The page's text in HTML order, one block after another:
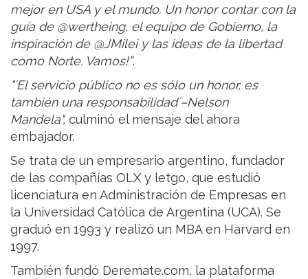
mejor en USA y el mundo. Un honor contar con la
guía de @wertheing, el equipo de Gobierno, la
inspiración de @JMilei y las ideas de la libertad
como Norte. Vamos!”.
"´El servicio público no es sólo un honor, es
también una responsabilidad´–Nelson
Mandela", culminó el mensaje del ahora
embajador.
Se trata de un empresario argentino, fundador
de las compañías OLX y letgo, que estudió
licenciatura en Administración de Empresas en
la Universidad Católica de Argentina (UCA). Se
graduó en 1993 y realizó un MBA en Harvard en
1997.
También fundó Deremate.com, la plataforma